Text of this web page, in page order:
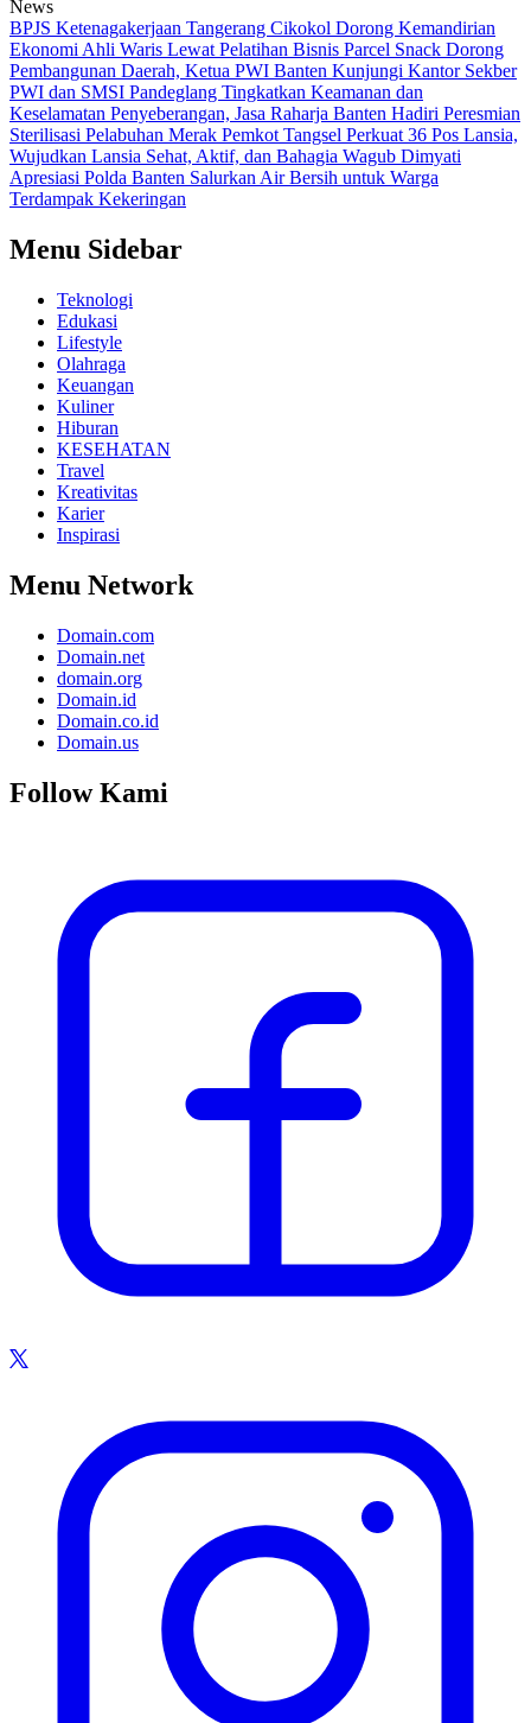
News
BPJS Ketenagakerjaan Tangerang Cikokol Dorong Kemandirian
Ekonomi Ahli Waris Lewat Pelatihan Bisnis Parcel Snack Dorong
Pembangunan Daerah, Ketua PWI Banten Kunjungi Kantor Sekber
PWI dan SMSI Pandeglang Tingkatkan Keamanan dan
Keselamatan Penyeberangan, Jasa Raharja Banten Hadiri Peresmian
Sterilisasi Pelabuhan Merak Pemkot Tangsel Perkuat 36 Pos Lansia,
Wujudkan Lansia Sehat, Aktif, dan Bahagia Wagub Dimyati
Apresiasi Polda Banten Salurkan Air Bersih untuk Warga
Terdampak Kekeringan
Menu Sidebar
Teknologi
Edukasi
Lifestyle
Olahraga
Keuangan
Kuliner
Hiburan
KESEHATAN
Travel
Kreativitas
Karier
Inspirasi
Menu Network
Domain.com
Domain.net
domain.org
Domain.id
Domain.co.id
Domain.us
Follow Kami